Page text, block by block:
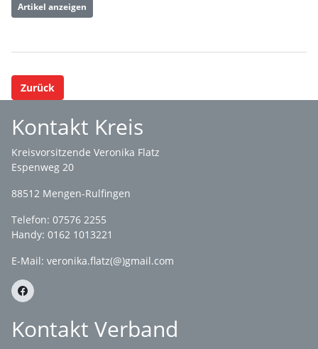
Artikel anzeigen
Zurück
Kontakt Kreis
Kreisvorsitzende Veronika Flatz
Espenweg 20
88512 Mengen-Rulfingen
Telefon: 07576 2255
Handy: 0162 1013221
E-Mail: veronika.flatz(@)gmail.com
Kontakt Verband